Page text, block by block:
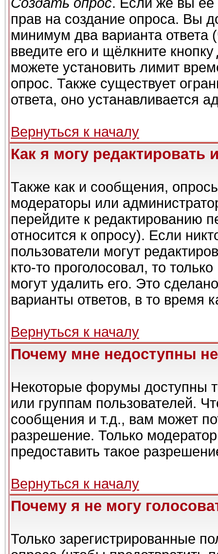
прав на создание опроса. Вы
минимум два варианта ответа
введите его и щёлкните кнопку
можете установить лимит
опрос. Также существует
ответа, оно устанавливается
Вернуться к началу
Как я могу редактировать
Также как и сообщения,
модераторы или
перейдите к редактированию
относится к опросу). Если
пользователи могут
кто-то проголосовал, то
могут удалить его. Это
варианты ответов, в то время
Вернуться к началу
Почему мне недоступны
Некоторые форумы доступны
или группам пользователей.
сообщения и т.д., вам может
разрешение. Только
предоставить такое
Вернуться к началу
Почему я не могу
Только зарегистрированные